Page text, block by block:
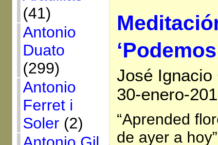
(41)
Antonio
Duato
(299)
Antonio
Ferret i
Soler(2)
José Ignacio
30-enero-
“Aprended
de ayer a